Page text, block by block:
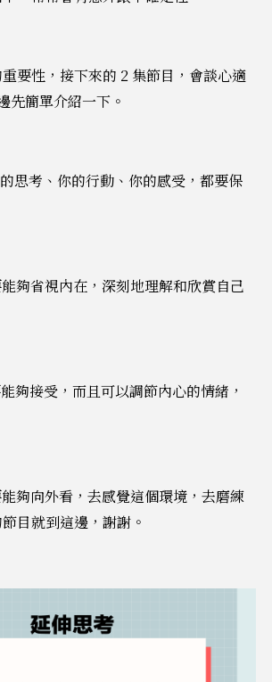
要性，接下來的 2 集節目，會談心適
先簡單介紹一下。
思考、你的行動、你的感受，都要保
夠省視內在，深刻地理解和欣賞自己
夠接受，而且可以調節內心的情緒，
夠向外看，去感覺這個環境，去磨練
目就到這邊，謝謝。